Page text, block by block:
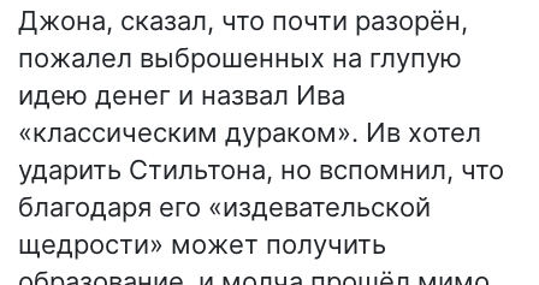
Джона, сказал, что почти разорён,
пожалел выброшенных на глупую
идею денег и назвал Ива
«классическим дураком». Ив хотел
ударить Стильтона, но вспомнил, что
благодаря его «издевательской
щедрости» может получить